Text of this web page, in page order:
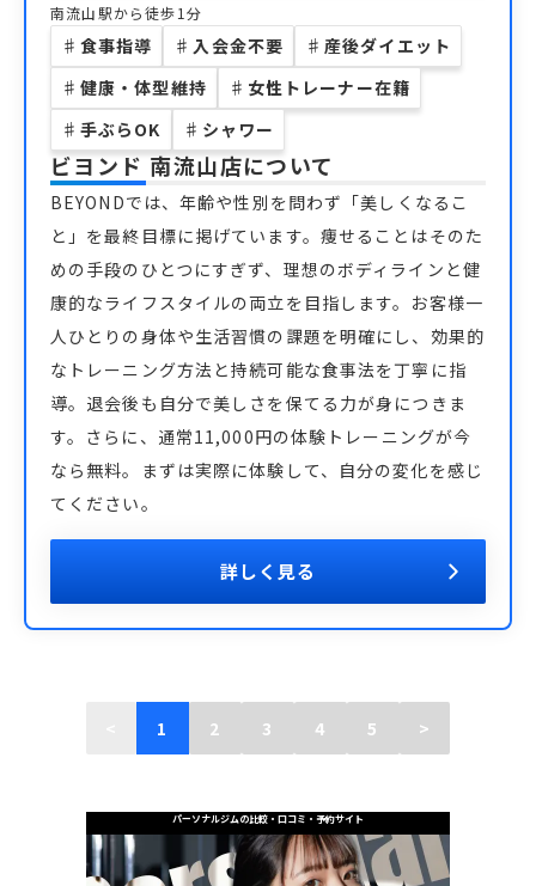
南流山駅から徒歩1分
♯ 食事指導 ♯ 入会金不要 ♯ 産後ダイエット
♯ 健康・体型維持 ♯ 女性トレーナー在籍
♯ 手ぶらOK ♯ シャワー
ビヨンド 南流山店について
BEYONDでは、年齢や性別を問わず「美しくなるこ
と」を最終目標に掲げています。痩せることはそのた
めの手段のひとつにすぎず、理想のボディラインと健
康的なライフスタイルの両立を目指します。お客様一
人ひとりの身体や生活習慣の課題を明確にし、効果的
なトレーニング方法と持続可能な食事法を丁寧に指
導。退会後も自分で美しさを保てる力が身につきま
す。さらに、通常11,000円の体験トレーニングが今
なら無料。まずは実際に体験して、自分の変化を感じ
てください。
詳しく見る
1 2 3 4 5 >
パーソナルジムの比較・口コミ・予約サイト